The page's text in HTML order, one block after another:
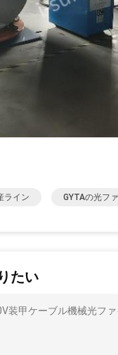
ライン GYTAの光フ
たい
装甲ケーブル機械光フ